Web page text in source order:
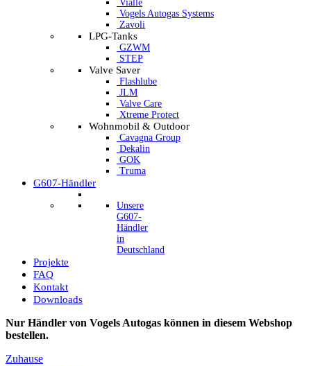
Vialle
Vogels Autogas Systems
Zavoli
LPG-Tanks
GZWM
STEP
Valve Saver
Flashlube
JLM
Valve Care
Xtreme Protect
Wohnmobil & Outdoor
Cavagna Group
Dekalin
GOK
Truma
G607-Händler
Unsere
G607-
Händler
in
Deutschland
Projekte
FAQ
Kontakt
Downloads
Nur Händler von Vogels Autogas können in diesem Webshop
bestellen.
Zuhause